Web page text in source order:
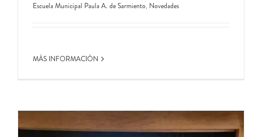
Escuela Municipal Paula A. de Sarmiento, Novedades
MÁS INFORMACIÓN